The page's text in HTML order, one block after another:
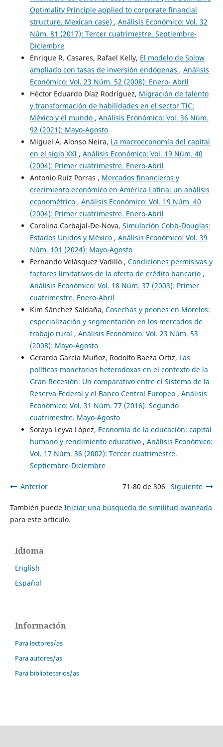
Optimality Principle applied to corporate financial
structure. Mexican case) , Análisis Económico: Vol. 32
Núm. 81 (2017): Tercer cuatrimestre. Septiembre-
Diciembre
Enrique R. Casares, Rafael Kelly, El modelo de Solow
ampliado con tasas de inversión endógenas , Análisis
Económico: Vol. 23 Núm. 52 (2008): Enero- Abril
Héctor Eduardo Díaz Rodríguez, Migración de talento
y transformación de habilidades en el sector TIC:
México y el mundo , Análisis Económico: Vol. 36 Núm.
92 (2021): Mayo-Agosto
Miguel A. Alonso Neira, La macroeconomía del capital
en el siglo XXI , Análisis Económico: Vol. 19 Núm. 40
(2004): Primer cuatrimestre. Enero-Abril
Antonio Ruiz Porras , Mercados financieros y
crecimiento económico en América Latina: un análisis
econométrico , Análisis Económico: Vol. 19 Núm. 40
(2004): Primer cuatrimestre. Enero-Abril
Carolina Carbajal-De-Nova, Simulación Cobb-Douglas:
Estados Unidos y México , Análisis Económico: Vol. 39
Núm. 101 (2024): Mayo-Agosto
Fernando Velásquez Vadillo , Condiciones permisivas y
factores limitativos de la oferta de crédito bancario ,
Análisis Económico: Vol. 18 Núm. 37 (2003): Primer
cuatrimestre. Enero-Abril
Kim Sánchez Saldaña, Cosechas y peones en Morelos:
especialización y segmentación en los mercados de
trabajo rural , Análisis Económico: Vol. 23 Núm. 53
(2008): Mayo-Agosto
Gerardo García Muñoz, Rodolfo Baeza Ortiz, Las
políticas monetarias heterodoxas en el contexto de la
Gran Recesión. Un comparativo entre el Sistema de la
Reserva Federal y el Banco Central Europeo , Análisis
Económico: Vol. 31 Núm. 77 (2016): Segundo
cuatrimestre. Mayo-Agosto
Soraya Leyva López, Economía de la educación: capital
humano y rendimiento educativo , Análisis Económico:
Vol. 17 Núm. 36 (2002): Tercer cuatrimestre.
Septiembre-Diciembre
Anterior 71-80 de 306 Siguiente
También puede Iniciar una búsqueda de similitud avanzada
para este artículo.
Idioma
English
Español
Información
Para lectores/as
Para autores/as
Para bibliotecarios/as